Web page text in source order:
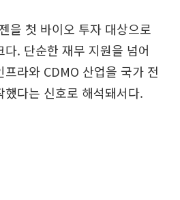
을 첫 바이오 투자 대상으로
. 단순한 재무 지원을 넘어
라와 CDMO 산업을 국가 전
다는 신호로 해석돼서다.